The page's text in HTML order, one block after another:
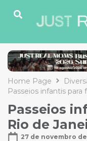
Home Page
Passeios infantis para
Passeios
Rio de
27 de novembro de